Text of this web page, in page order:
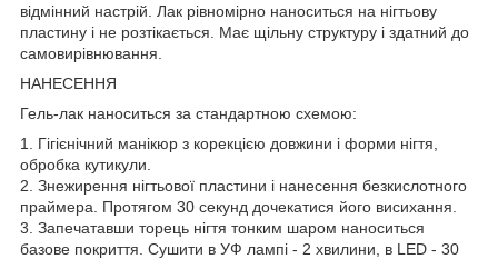
відмінний настрій. Лак рівномірно наноситься на нігтьову
пластину і не розтікається. Має щільну структуру і здатний до
самовирівнювання.
НАНЕСЕННЯ
Гель-лак наноситься за стандартною схемою:
1. Гігієнічний манікюр з корекцією довжини і форми нігтя,
обробка кутикули.
2. Знежирення нігтьової пластини і нанесення безкислотного
праймера. Протягом 30 секунд дочекатися його висихання.
3. Запечатавши торець нігтя тонким шаром наноситься
базове покриття. Сушити в УФ лампі - 2 хвилини, в LED - 30